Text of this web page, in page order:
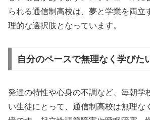
られる通信制高校は、夢と学業を両立
理的な選択肢となっています。
自分のペースで無理なく学びた
発達の特性や心身の不調など、毎朝学
い生徒にとって、通信制高校は無理な